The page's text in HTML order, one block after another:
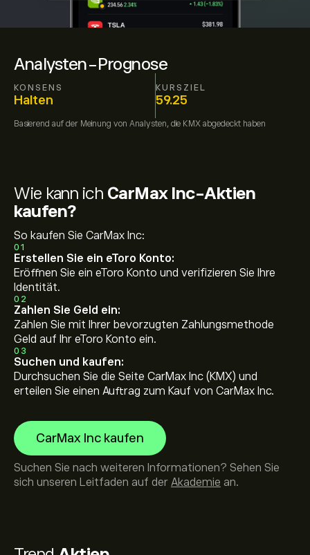
Analysten-Prognose
KONSENS
Halten
KURSZIEL
59.25
Basierend auf der Meinung von Analysten, die KMX abgedeckt haben
Wie kann ich CarMax Inc-Aktien
kaufen?
So kaufen Sie CarMax Inc:
01
Erstellen Sie ein eToro Konto:
Eröffnen Sie ein eToro Konto und verifizieren Sie Ihre
Identität.
02
Zahlen Sie Geld ein:
Zahlen Sie mit Ihrer bevorzugten Zahlungsmethode
Geld auf Ihr eToro Konto ein.
03
Suchen und kaufen:
Durchsuchen Sie die Seite CarMax Inc (KMX) und
erteilen Sie einen Auftrag zum Kauf von CarMax Inc.
CarMax Inc kaufen
Suchen Sie nach weiteren Informationen? Sehen Sie
sich unseren Leitfaden auf der Akademie an.